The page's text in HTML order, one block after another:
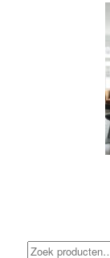
Zoeken